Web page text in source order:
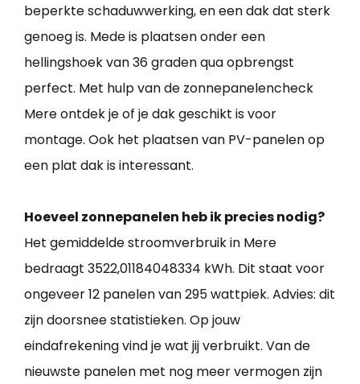
beperkte schaduwwerking, en een dak dat sterk
genoeg is. Mede is plaatsen onder een
hellingshoek van 36 graden qua opbrengst
perfect. Met hulp van de zonnepanelencheck
Mere ontdek je of je dak geschikt is voor
montage. Ook het plaatsen van PV-panelen op
een plat dak is interessant.
Hoeveel zonnepanelen heb ik precies nodig?
Het gemiddelde stroomverbruik in Mere
bedraagt 3522,01184048334 kWh. Dit staat voor
ongeveer 12 panelen van 295 wattpiek. Advies: dit
zijn doorsnee statistieken. Op jouw
eindafrekening vind je wat jij verbruikt. Van de
nieuwste panelen met nog meer vermogen zijn